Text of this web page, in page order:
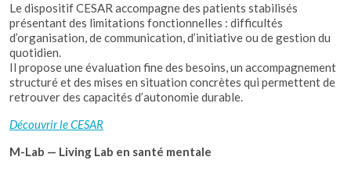
Le dispositif CESAR accompagne des patients stabilisés
présentant des limitations fonctionnelles : difficultés
d’organisation, de communication, d’initiative ou de gestion du
quotidien.
Il propose une évaluation fine des besoins, un accompagnement
structuré et des mises en situation concrètes qui permettent de
retrouver des capacités d’autonomie durable.
Découvrir le CESAR
M-Lab — Living Lab en santé mentale